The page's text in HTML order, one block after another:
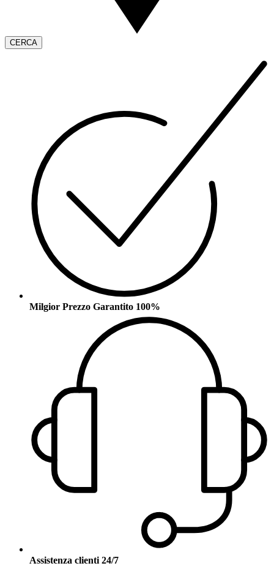
CERCA
Milgior Prezzo Garantito 100%
Assistenza clienti 24/7